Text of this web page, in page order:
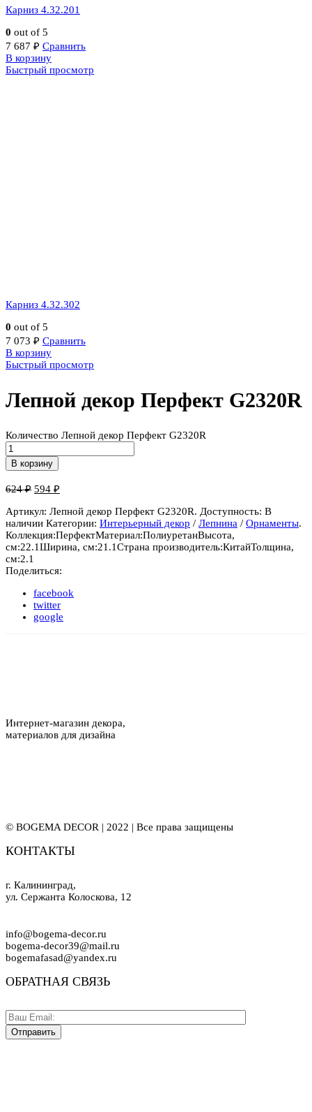
Карниз 4.32.201
0 out of 5
7 687 ₽ Сравнить
В корзину
Быстрый просмотр
Карниз 4.32.302
0 out of 5
7 073 ₽ Сравнить
В корзину
Быстрый просмотр
Лепной декор Перфект G2320R
Количество Лепной декор Перфект G2320R
В корзину
624₽ 594 ₽
Артикул: Лепной декор Перфект G2320R. Доступность: В
наличии Категории: Интерьерный декор / Лепнина / Орнаменты.
Коллекция:ПерфектМатериал:ПолиуретанВысота,
см:22.1Ширина, см:21.1Страна производитель:КитайТолщина,
см:2.1
Поделиться:
facebook
twitter
google
Интернет-магазин декора,
материалов для дизайна
© BOGEMA DECOR | 2022 | Все права защищены
КОНТАКТЫ
г. Калининград,
ул. Сержанта Колоскова, 12
info@bogema-decor.ru
bogema-decor39@mail.ru
bogemafasad@yandex.ru
ОБРАТНАЯ СВЯЗЬ